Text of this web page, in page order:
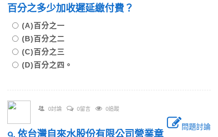
百分之多少加收遲延繳付費？
(A)百分之一
(B)百分之二
(C)百分之三
(D)百分之四。
0討論 0留言 0追蹤
問題討論
9. 依台灣自來水股份有限公司營業章